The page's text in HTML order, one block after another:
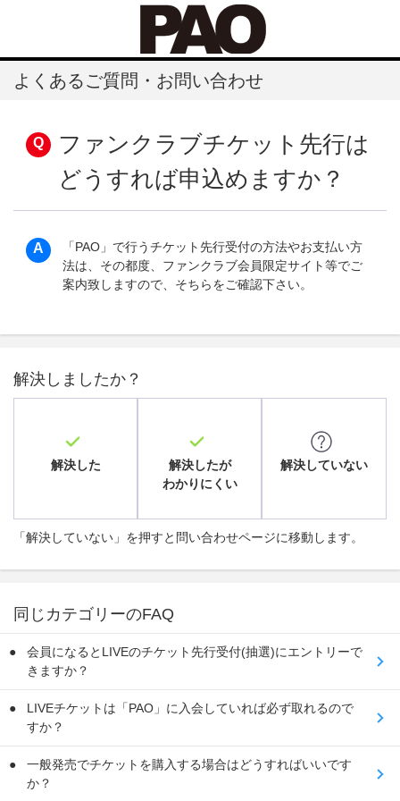
よくあるご質問・お問い合わせ
ファンクラブチケット先行は
どうすれば申込めますか？
「PAO」で行うチケット先行受付の方法やお支払い方
法は、その都度、ファンクラブ会員限定サイト等でご
案内致しますので、そちらをご確認下さい。
解決しましたか？
解決した
解決したが
わかりにくい
解決していない
「解決していない」を押すと問い合わせページに移動します。
同じカテゴリーのFAQ
会員になるとLIVEのチケット先行受付(抽選)にエントリーで
きますか？
LIVEチケットは「PAO」に入会していれば必ず取れるので
すか？
一般発売でチケットを購入する場合はどうすればいいです
か？